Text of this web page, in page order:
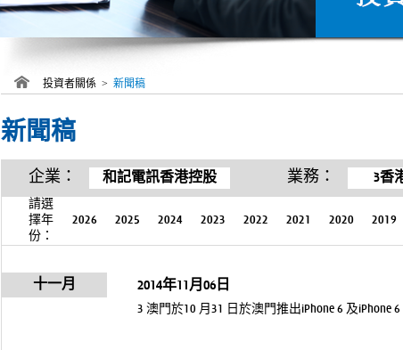
投資者關係 > 新聞稿
新聞稿
企業： 和記電訊香港控股 業務： 3香
請選
擇年
份：
2026 2025 2024 2023 2022 2021 2020 2019
十一月 2014年11月06日
3 澳門於10 月31 日於澳門推出iPhone 6 及iPhone 6